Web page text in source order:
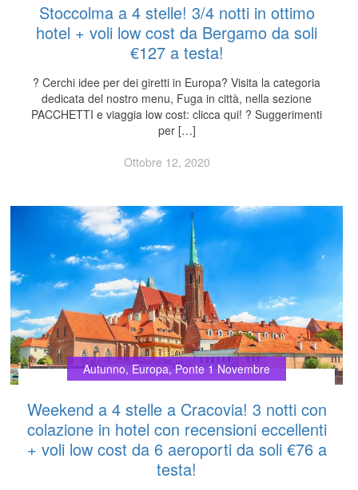
Stoccolma a 4 stelle! 3/4 notti in ottimo
hotel + voli low cost da Bergamo da soli
€127 a testa!
? Cerchi idee per dei giretti in Europa? Visita la categoria
dedicata del nostro menu, Fuga in città, nella sezione
PACCHETTI e viaggia low cost: clicca qui! ? Suggerimenti
per […]
Ottobre 12, 2020
Autunno, Europa,Ponte 1 Novembre
Weekend a 4 stelle a Cracovia! 3 notti con
colazione in hotel con recensioni eccellenti
+ voli low cost da 6 aeroporti da soli €76 a
testa!